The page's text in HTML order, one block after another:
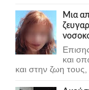
Μια
και
και στην ζωη τους,